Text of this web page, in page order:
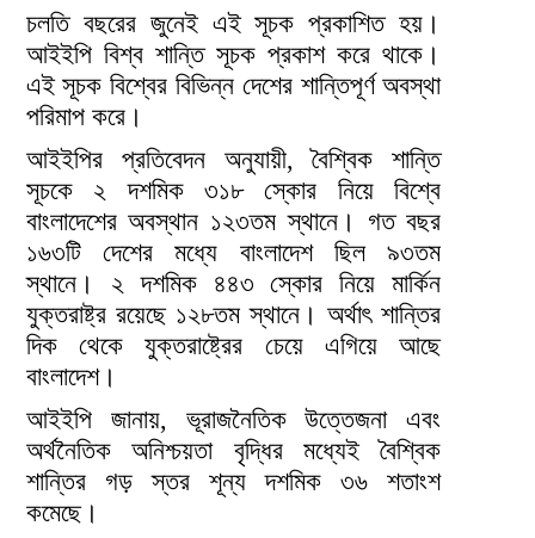
চলতি বছরের জুনেই এই সূচক প্রকাশিত হয়।
আইইপি বিশ্ব শান্তি সূচক প্রকাশ করে থাকে।
এই সূচক বিশ্বের বিভিন্ন দেশের শান্তিপূর্ণ অবস্থা
পরিমাপ করে।
আইইপির প্রতিবেদন অনুযায়ী, বৈশ্বিক শান্তি
সূচকে ২ দশমিক ৩১৮ স্কোর নিয়ে বিশ্বে
বাংলাদেশের অবস্থান ১২৩তম স্থানে। গত বছর
১৬৩টি দেশের মধ্যে বাংলাদেশ ছিল ৯৩তম
স্থানে। ২ দশমিক ৪৪৩ স্কোর নিয়ে মার্কিন
যুক্তরাষ্ট্র রয়েছে ১২৮তম স্থানে। অর্থাৎ শান্তির
দিক থেকে যুক্তরাষ্ট্রের চেয়ে এগিয়ে আছে
বাংলাদেশ।
আইইপি জানায়, ভূরাজনৈতিক উত্তেজনা এবং
অর্থনৈতিক অনিশ্চয়তা বৃদ্ধির মধ্যেই বৈশ্বিক
শান্তির গড় স্তর শূন্য দশমিক ৩৬ শতাংশ
কমেছে।